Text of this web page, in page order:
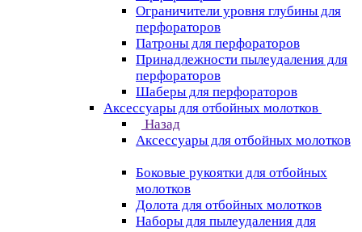
Ограничители уровня глубины для
перфораторов
Патроны для перфораторов
Принадлежности пылеудаления для
перфораторов
Шаберы для перфораторов
Аксессуары для отбойных молотков
Назад
Аксессуары для отбойных молотков
Боковые рукоятки для отбойных
молотков
Долота для отбойных молотков
Наборы для пылеудаления для